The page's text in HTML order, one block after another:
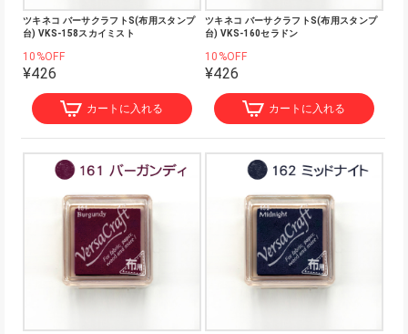
ツキネコ バーサクラフトS(布用スタンプ
台) VKS-158スカイミスト
10%OFF
¥426
カートに入れる
ツキネコ バーサクラフトS(布用スタンプ
台) VKS-160セラドン
10%OFF
¥426
カートに入れる